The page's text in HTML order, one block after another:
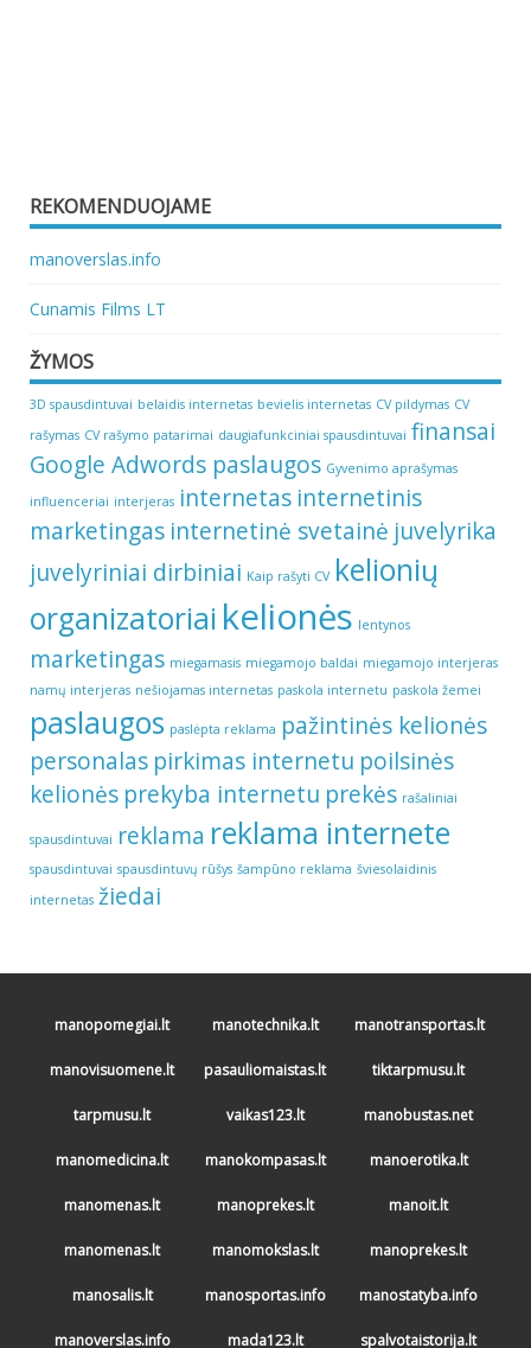
REKOMENDUOJAME
manoverslas.info
Cunamis Films LT
ŽYMOS
3D spausdintuvai belaidis internetas bevielis internetas CV pildymas CV
rašymas CV rašymo patarimai daugiafunkciniai spausdintuvai finansai
Google Adwords paslaugos Gyvenimo aprašymas
influenceriai interjeras internetas internetinis
marketingas internetinė svetainė juvelyrika
juvelyriniai dirbiniai Kaip rašyti CV kelionių
organizatoriai kelionės lentynos
marketingas miegamasis miegamojo baldai miegamojo interjeras
namų interjeras nešiojamas internetas paskola internetu paskola žemei
paslaugos paslėpta reklama pažintinės kelionės
personalas pirkimas internetu poilsinės
kelionės prekyba internetu prekės rašaliniai
spausdintuvai reklama reklama internete
spausdintuvai spausdintuvų rūšys šampūno reklama šviesolaidinis
internetas žiedai
manopomegiai.lt manotechnika.lt manotransportas.lt
manovisuomene.lt pasauliomaistas.lt tiktarpmusu.lt
tarpmusu.lt vaikas123.lt manobustas.net
manomedicina.lt manokompasas.lt manoerotika.lt
manomenas.lt manoprekes.lt manoit.lt
manomenas.lt manomokslas.lt manoprekes.lt
manosalis.lt manosportas.info manostatyba.info
manoverslas.info mada123.lt spalvotaistorija.lt